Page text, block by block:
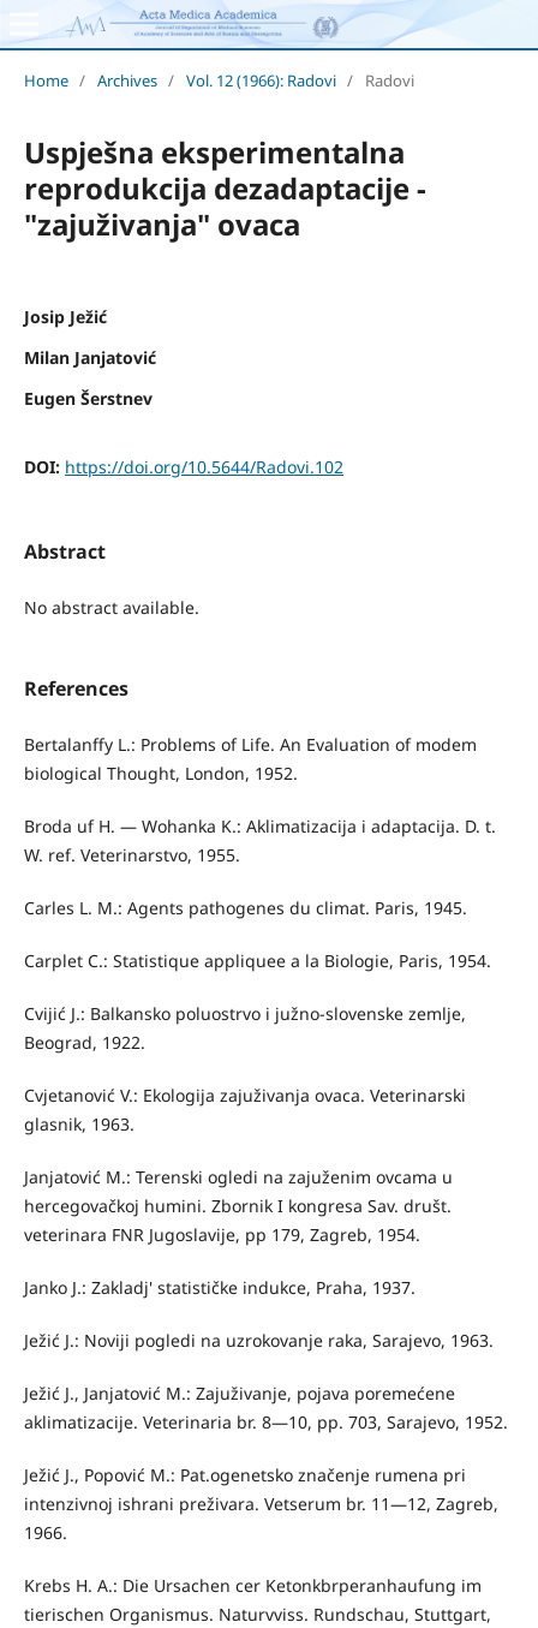
Home / Archives / Vol. 12 (1966): Radovi / Radovi
Uspješna eksperimentalna
reprodukcija dezadaptacije -
"zajuživanja" ovaca
Josip Ježić
Milan Janjatović
Eugen Šerstnev
DOI: https://doi.org/10.5644/Radovi.102
Abstract
No abstract available.
References
Bertalanffy L.: Problems of Life. An Evaluation of modem
biological Thought, London, 1952.
Broda uf H. — Wohanka K.: Aklimatizacija i adaptacija. D. t.
W. ref. Veterinarstvo, 1955.
Carles L. M.: Agents pathogenes du climat. Paris, 1945.
Carplet C.: Statistique appliquee a la Biologie, Paris, 1954.
Cvijić J.: Balkansko poluostrvo i južno-slovenske zemlje,
Beograd, 1922.
Cvjetanović V.: Ekologija zajuživanja ovaca. Veterinarski
glasnik, 1963.
Janjatović M.: Terenski ogledi na zajuženim ovcama u
hercegovačkoj humini. Zbornik I kongresa Sav. društ.
veterinara FNR Jugoslavije, pp 179, Zagreb, 1954.
Janko J.: Zakladj' statističke indukce, Praha, 1937.
Ježić J.: Noviji pogledi na uzrokovanje raka, Sarajevo, 1963.
Ježić J., Janjatović M.: Zajuživanje, pojava poremećene
aklima­tizacije. Veterinaria br. 8—10, pp. 703, Sarajevo, 1952.
Ježić J., Popović M.: Pat.ogenetsko značenje rumena pri
intenzivnoj ishrani preživara. Vetserum br. 11—12, Zagreb,
1966.
Krebs H. A.: Die Ursachen cer Ketonkbrperanhaufung im
tierischen Organismus. Naturvviss. Rundschau, Stuttgart,